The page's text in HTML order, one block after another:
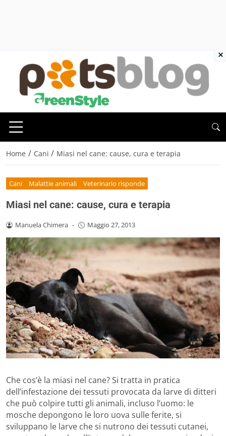
Home / Cani / Miasi nel cane: cause, cura e terapia
Cani Malattie animali Veterinario risponde
Miasi nel cane: cause, cura e terapia
Manuela Chimera - Maggio 27, 2013
Che cos’è la miasi nel cane? Si tratta in pratica
dell’infestazione dei tessuti provocata da larve di ditteri
che può colpire tutti gli animali, incluso l’uomo: le
mosche depongono le loro uova sulle ferite, si
sviluppano le larve che si nutrono dei tessuti cutanei,
×